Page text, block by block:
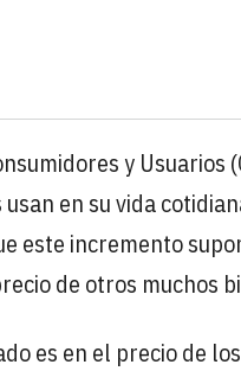
y Usuarios
en su vida
este incremento
de otros muchos
es en el precio de los